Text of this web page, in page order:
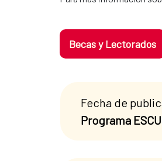
Becas y Lectorados
Fecha de
Programa